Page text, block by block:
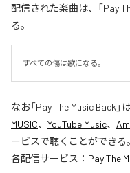
配信された楽曲は、「Pay
る。
すべての傷は歌になる。
なお「Pay The Music Back 」
MUSIC、 YouTube Music、
ービスで聴くことができる。
各配信サービス： Pay The